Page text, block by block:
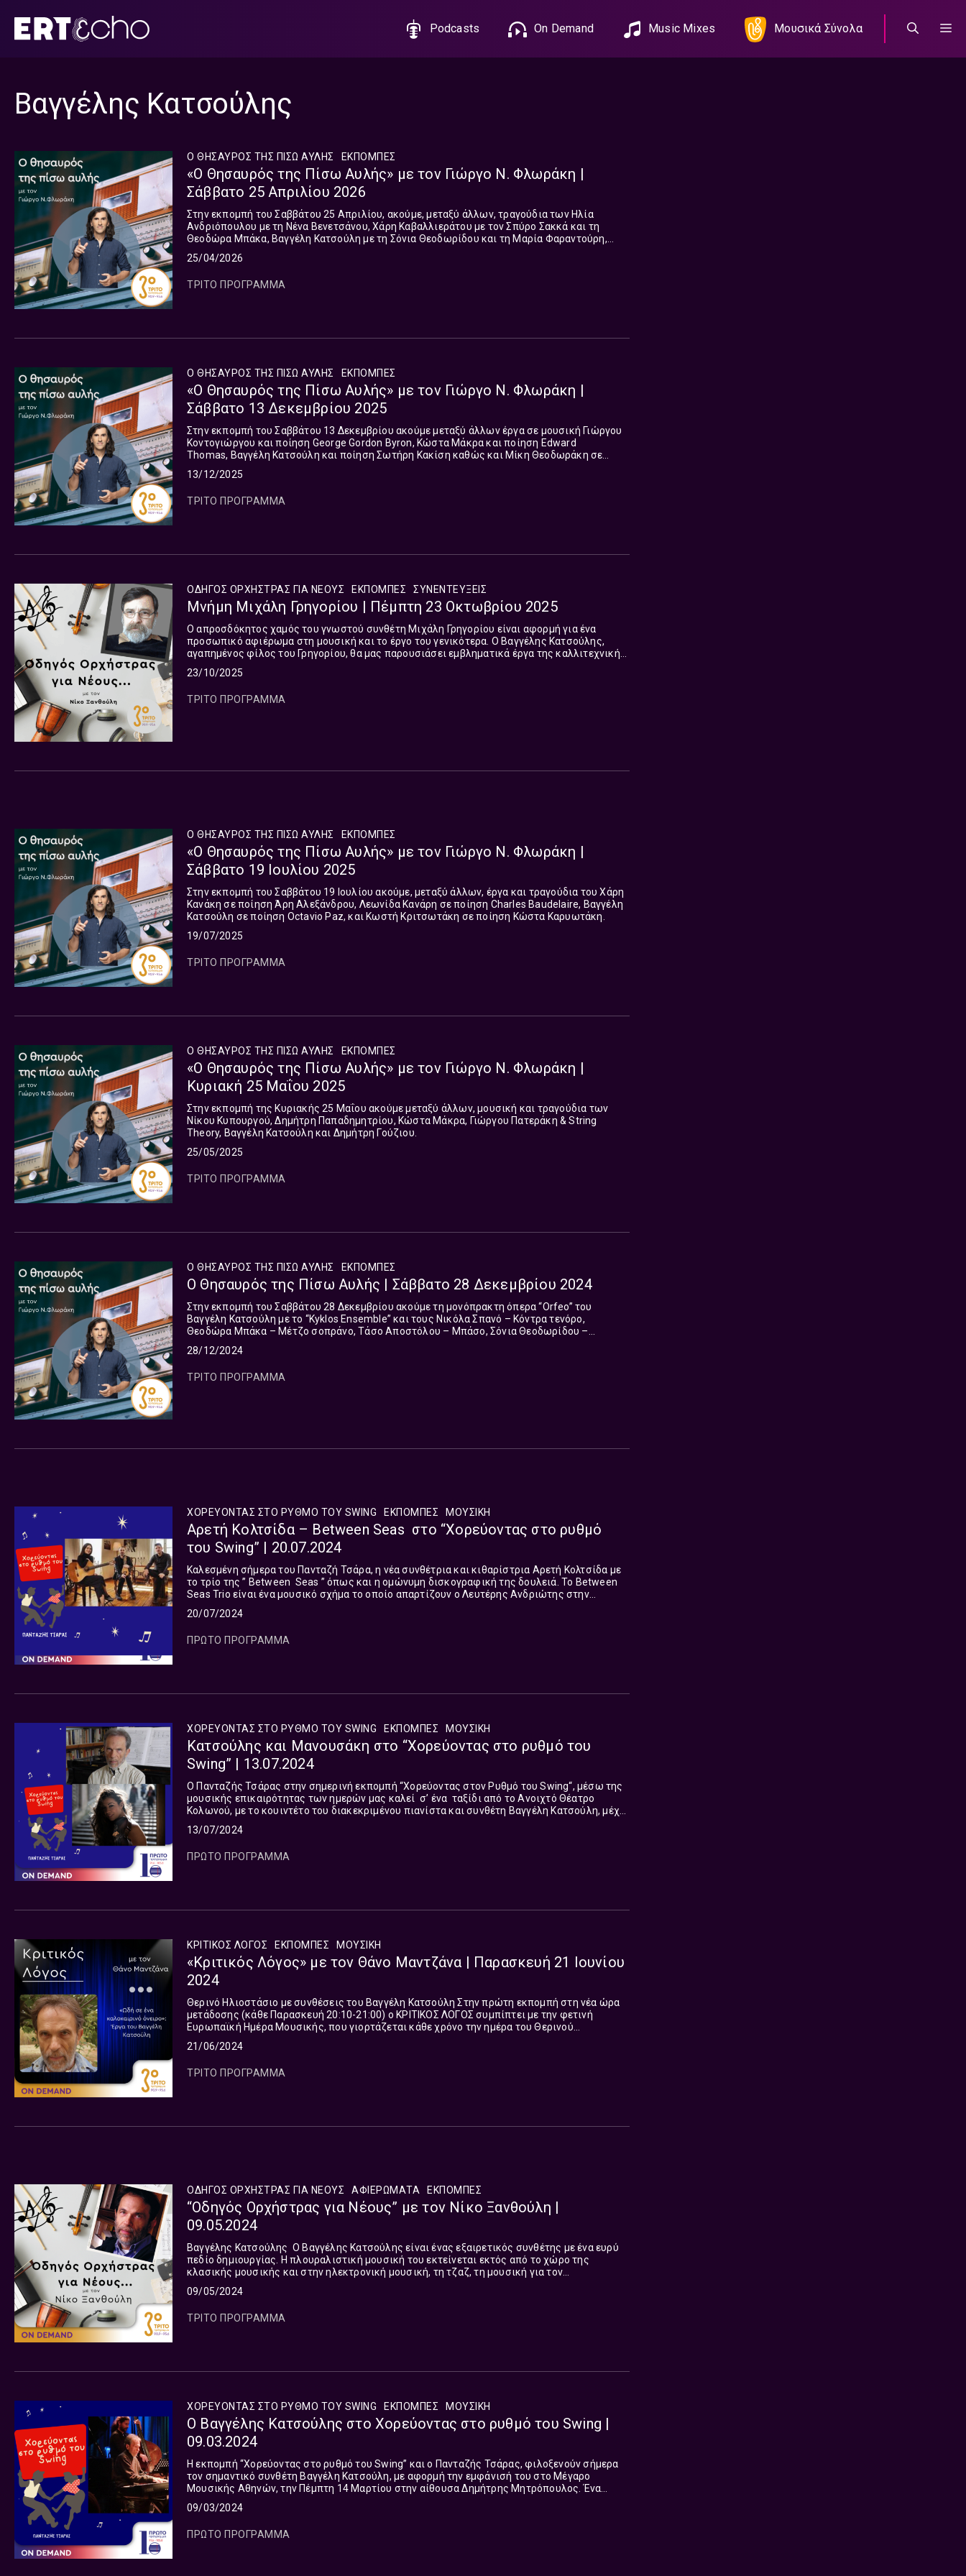
περιεχόμενο
Podcasts On Demand Music Mixes Μουσικά Σύνολα
Βαγγέλης Κατσούλης
Ο ΘΗΣΑΥΡΟΣ ΤΗΣ ΠΙΣΩ ΑΥΛΗΣ ΕΚΠΟΜΠΈΣ
«Ο Θησαυρός της Πίσω Αυλής» με τον Γιώργο Ν. Φλωράκη |
Σάββατο 25 Απριλίου 2026
Στην εκπομπή του Σαββάτου 25 Απριλίου, ακούμε, μεταξύ άλλων, τραγούδια των Ηλία
Ανδριόπουλου με τη Νένα Βενετσάνου, Χάρη Καβαλλιεράτου με τον Σπύρο Σακκά και τη
Θεοδώρα Μπάκα, Βαγγέλη Κατσούλη με τη Σόνια Θεοδωρίδου και τη Μαρία Φαραντούρη,
Παπασταύρου, και Αντώνη Σουσάμογλου με τη Μαρία Κωστράκη.
25/04/2026
ΤΡΙΤΟ ΠΡΟΓΡΑΜΜΑ
Ο ΘΗΣΑΥΡΟΣ ΤΗΣ ΠΙΣΩ ΑΥΛΗΣ ΕΚΠΟΜΠΈΣ
«Ο Θησαυρός της Πίσω Αυλής» με τον Γιώργο Ν. Φλωράκη |
Σάββατο 13 Δεκεμβρίου 2025
Στην εκπομπή του Σαββάτου 13 Δεκεμβρίου ακούμε μεταξύ άλλων έργα σε μουσική Γιώργου
Κοντογιώργου και ποίηση George Gordon Byron, Κώστα Μάκρα και ποίηση Edward
Thomas, Βαγγέλη Κατσούλη και ποίηση Σωτήρη Κακίση καθώς και Μίκη Θεοδωράκη σε
Baudelaire και Χρήστου Χατζή σε ποίηση Elizabeth Bishop.
13/12/2025
ΤΡΙΤΟ ΠΡΟΓΡΑΜΜΑ
ΟΔΗΓΟΣ ΟΡΧΗΣΤΡΑΣ ΓΙΑ ΝΕΟΥΣ ΕΚΠΟΜΠΈΣ ΣΥΝΕΝΤΕΎΞΕΙΣ
Μνήμη Μιχάλη Γρηγορίου | Πέμπτη 23 Οκτωβρίου 2025
Ο απροσδόκητος χαμός του γνωστού συνθέτη Μιχάλη Γρηγορίου είναι αφορμή για ένα
προσωπικό αφιέρωμα στη μουσική και το έργο του γενικότερα. Ο Βαγγέλης Κατσούλης,
αγαπημένος φίλος του Γρηγορίου, θα μας παρουσιάσει εμβληματικά έργα της καλλιτεχνικής
23/10/2025
ΤΡΙΤΟ ΠΡΟΓΡΑΜΜΑ
Ο ΘΗΣΑΥΡΟΣ ΤΗΣ ΠΙΣΩ ΑΥΛΗΣ ΕΚΠΟΜΠΈΣ
«Ο Θησαυρός της Πίσω Αυλής» με τον Γιώργο Ν. Φλωράκη |
Σάββατο 19 Ιουλίου 2025
Στην εκπομπή του Σαββάτου 19 Ιουλίου ακούμε, μεταξύ άλλων, έργα και τραγούδια του Χάρη
Κανάκη σε ποίηση Άρη Αλεξάνδρου, Λεωνίδα Κανάρη σε ποίηση Charles Baudelaire, Βαγγέλη
Κατσούλη σε ποίηση Octavio Paz, και Κωστή Κριτσωτάκη σε ποίηση Κώστα Καρυωτάκη.
19/07/2025
ΤΡΙΤΟ ΠΡΟΓΡΑΜΜΑ
Ο ΘΗΣΑΥΡΟΣ ΤΗΣ ΠΙΣΩ ΑΥΛΗΣ ΕΚΠΟΜΠΈΣ
«Ο Θησαυρός της Πίσω Αυλής» με τον Γιώργο Ν. Φλωράκη |
Κυριακή 25 Μαΐου 2025
Στην εκπομπή της Κυριακής 25 Μαΐου ακούμε μεταξύ άλλων, μουσική και τραγούδια των
Νίκου Κυπουργού, Δημήτρη Παπαδημητρίου, Κώστα Μάκρα, Γιώργου Πατεράκη & String
Theory, Βαγγέλη Κατσούλη και Δημήτρη Γούζιου.
25/05/2025
ΤΡΙΤΟ ΠΡΟΓΡΑΜΜΑ
Ο ΘΗΣΑΥΡΟΣ ΤΗΣ ΠΙΣΩ ΑΥΛΗΣ ΕΚΠΟΜΠΈΣ
Ο Θησαυρός της Πίσω Αυλής | Σάββατο 28 Δεκεμβρίου 2024
Στην εκπομπή του Σαββάτου 28 Δεκεμβρίου ακούμε τη μονόπρακτη όπερα “Orfeo” του
Βαγγέλη Κατσούλη με το “Kyklos Ensemble” και τους Νικόλα Σπανό – Κόντρα τενόρο,
Θεοδώρα Μπάκα – Μέτζο σοπράνο, Τάσο Αποστόλου – Μπάσο, Σόνια Θεοδωρίδου –
“Concerto Palatino”, για μικτή χορωδία και σύνολο.
28/12/2024
ΤΡΙΤΟ ΠΡΟΓΡΑΜΜΑ
ΧΟΡΕΥΟΝΤΑΣ ΣΤΟ ΡΥΘΜΟ ΤΟΥ SWING ΕΚΠΟΜΠΈΣ ΜΟΥΣΙΚΗ
Αρετή Κολτσίδα – Between Seas στο “Χορεύοντας στο ρυθμό
του Swing” | 20.07.2024
Kαλεσμένη σήμερα του Πανταζή Τσάρα, η νέα συνθέτρια και κιθαρίστρια Αρετή Κολτσίδα με
το τρίο της ” Between Seas ” όπως και η ομώνυμη δισκογραφική της δουλειά. Το Between
Seas Trio είναι ένα μουσικό σχήμα το οποίο απαρτίζουν ο Λευτέρης Ανδριώτης στην
20/07/2024
ΠΡΩΤΟ ΠΡΟΓΡΑΜΜΑ
ΧΟΡΕΥΟΝΤΑΣ ΣΤΟ ΡΥΘΜΟ ΤΟΥ SWING ΕΚΠΟΜΠΈΣ ΜΟΥΣΙΚΗ
Κατσούλης και Μανουσάκη στο “Χορεύοντας στο ρυθμό του
Swing” | 13.07.2024
Ο Πανταζής Τσάρας στην σημερινή εκπομπή “Χορεύοντας στον Ρυθμό του Swing“, μέσω της
μουσικής επικαιρότητας των ημερών μας καλεί σ’ ένα ταξίδι από το Ανοιχτό Θέατρο
Κολωνού, με το κουιντέτο του διακεκριμένου πιανίστα και συνθέτη Βαγγέλη Κατσούλη, μέχρι
13/07/2024
ΠΡΩΤΟ ΠΡΟΓΡΑΜΜΑ
ΚΡΙΤΙΚΟΣ ΛΟΓΟΣ ΕΚΠΟΜΠΈΣ ΜΟΥΣΙΚΉ
«Κριτικός Λόγος» με τον Θάνο Μαντζάνα | Παρασκευή 21 Ιουνίου
2024
Θερινό Ηλιοστάσιο με συνθέσεις του Βαγγέλη Κατσούλη Στην πρώτη εκπομπή στη νέα ώρα
μετάδοσης (κάθε Παρασκευή 20:10-21:00) ο ΚΡΙΤΙΚΟΣ ΛΟΓΟΣ συμπίπτει με την φετινή
Ευρωπαϊκή Ημέρα Μουσικής, που γιορτάζεται κάθε χρόνο την ημέρα του Θερινού
21/06/2024
ΤΡΙΤΟ ΠΡΟΓΡΑΜΜΑ
ΟΔΗΓΟΣ ΟΡΧΗΣΤΡΑΣ ΓΙΑ ΝΕΟΥΣ ΑΦΙΕΡΩΜΑΤΑ ΕΚΠΟΜΠΈΣ
“Οδηγός Ορχήστρας για Νέους” με τον Νίκο Ξανθούλη |
09.05.2024
Βαγγέλης Κατσούλης Ο Βαγγέλης Κατσούλης είναι ένας εξαιρετικός συνθέτης με ένα ευρύ
πεδίο δημιουργίας. Η πλουραλιστική μουσική του εκτείνεται εκτός από το χώρο της
κλασικής μουσικής και στην ηλεκτρονική μουσική, τη τζαζ, τη μουσική για τον
09/05/2024
ΤΡΙΤΟ ΠΡΟΓΡΑΜΜΑ
ΧΟΡΕΥΟΝΤΑΣ ΣΤΟ ΡΥΘΜΟ ΤΟΥ SWING ΕΚΠΟΜΠΈΣ ΜΟΥΣΙΚΗ
Ο Βαγγέλης Κατσούλης στο Χορεύοντας στο ρυθμό του Swing |
09.03.2024
Η εκπομπή “Χορεύοντας στο ρυθμό του Swing” και ο Πανταζής Τσάρας, φιλοξενούν σήμερα
τον σημαντικό συνθέτη Βαγγέλη Κατσούλη, με αφορμή την εμφάνισή του στο Μέγαρο
Μουσικής Αθηνών, την Πέμπτη 14 Μαρτίου στην αίθουσα Δημήτρης Μητρόπουλος. Ένα
09/03/2024
ΠΡΩΤΟ ΠΡΟΓΡΑΜΜΑ